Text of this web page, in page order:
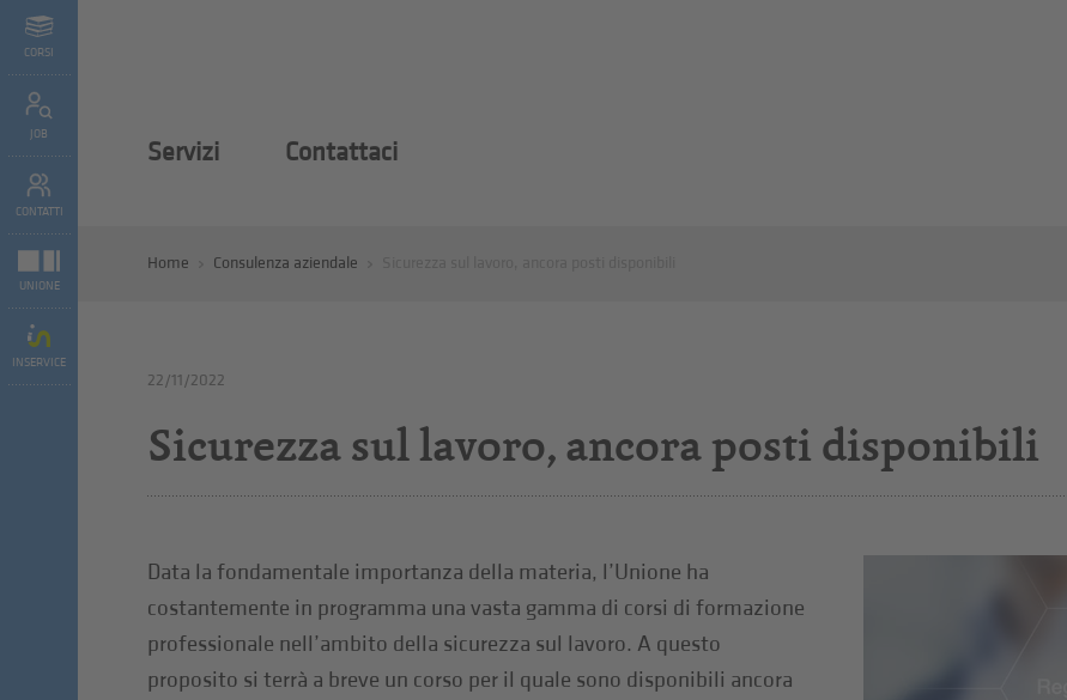
CORSI
JOB
CONTATTI
UNIONE
INSERVICE
Servizi Contattaci
Home Consulenza aziendale
22/11/2022
Sicurezza sul lavoro, ancora posti disponibili
Data la fondamentale importanza della materia, l’Unione ha
costantemente in programma una vasta gamma di corsi di formazione
professionale nell’ambito della sicurezza sul lavoro. A questo
proposito si terrà a breve un corso per il quale sono disponibili ancora